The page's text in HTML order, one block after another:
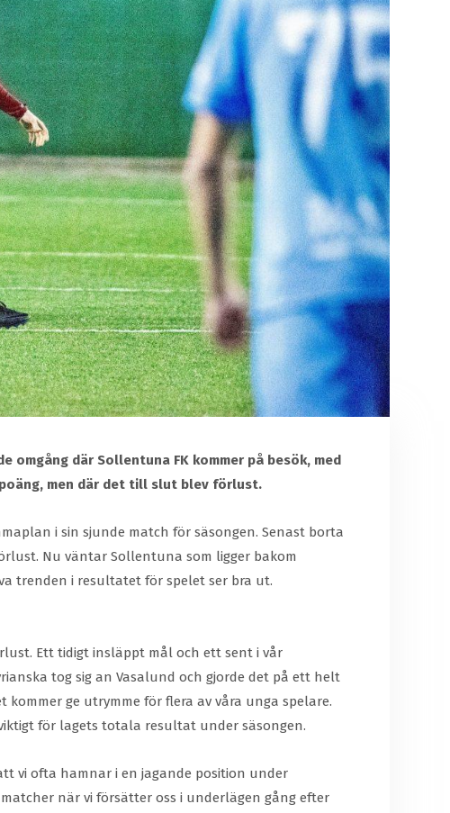
där Sollentuna FK kommer på besök, med
men där det till slut blev förlust.
i sin sjunde match för säsongen. Senast borta
Nu väntar Sollentuna som ligger bakom
trenden i resultatet för spelet ser bra ut.
Ett tidigt insläppt mål och ett sent i vår
tog sig an Vasalund och gjorde det på ett helt
ge utrymme för flera av våra unga spelare.
för lagets totala resultat under säsongen.
vi ofta hamnar i en jagande position under
när vi försätter oss i underlägen gång efter